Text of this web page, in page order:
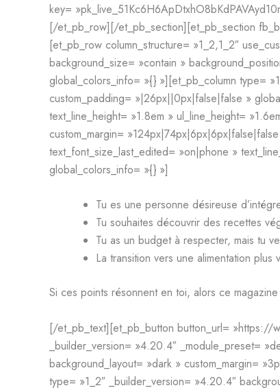
key=
[/et_pb_row][/et_pb_section][et_pb_section
[et_pb_row column_structure= »1_2,1_2″
background_size= »contain »
global_colors_info= »{} »][et_pb_column type=
custom_padding= »|26px||0px|false|false »
text_line_height= »1.8em » ul_line_height=
custom_margin=
text_font_size_last_edited= »on|phone »
global_colors_info= »{} »]
Tu es une personne désireuse
Tu souhaites découvrir des recettes
Tu as un budget à respecter, mais tu
La transition vers une alimentation
Si ces points résonnent en toi, alors ce
[/et_pb_text][et_pb_button button_url= »https://
_builder_version= »4.20.4″ _module_preset=
background_layout= »dark » custom_margin=
type= »1_2″ _builder_version= »4.20.4″